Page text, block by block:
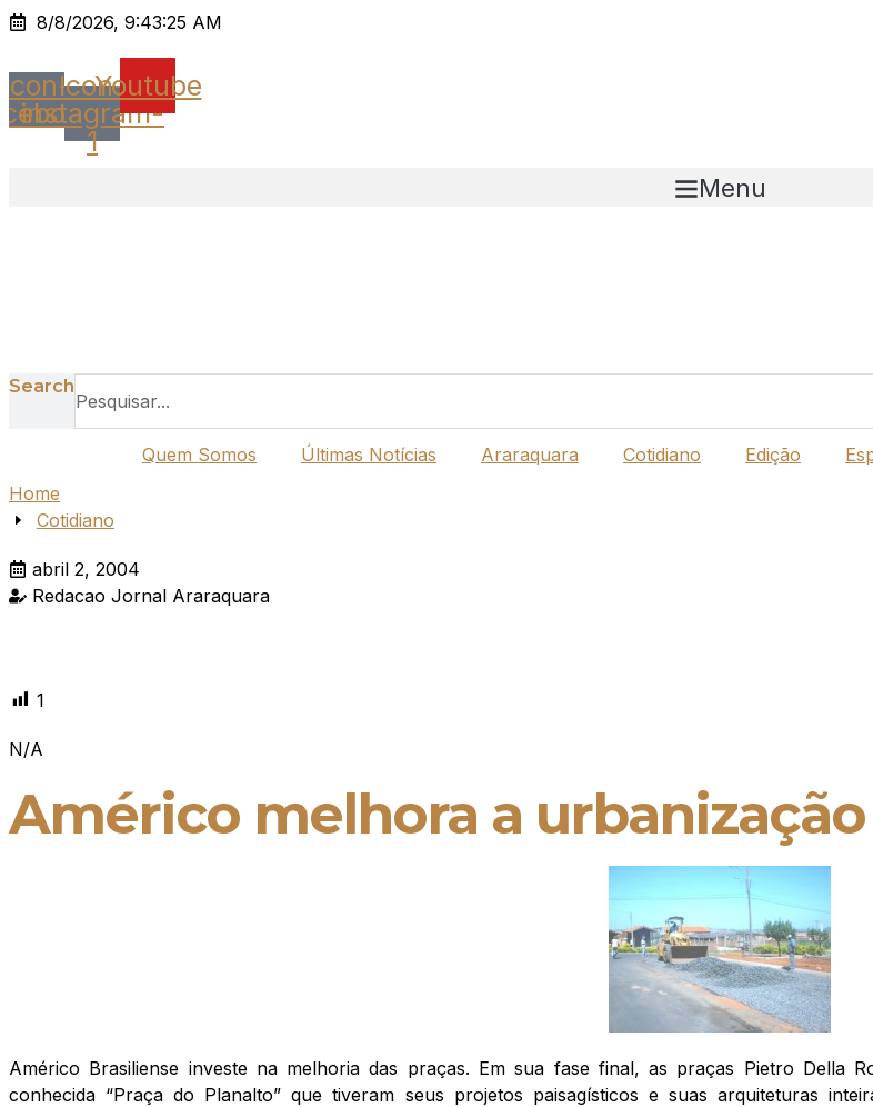
Ir
o
conteúdo
8/8/2026, 9:43:25 AM
Icon-Icon-
instagram-
1
Youtube
Menu
Search
Quem Somos
Últimas Notícias Araraquara Cotidiano Edição
Home
Cotidiano
abril 2, 2004
Redacao Jornal Araraquara
1
N/A
Américo melhora a urbanização
Américo Brasiliense investe na melhoria das praças. Em sua fase final, as praças Pietro Della
conhecida “Praça do Planalto” que tiveram seus projetos paisagísticos e suas arquiteturas